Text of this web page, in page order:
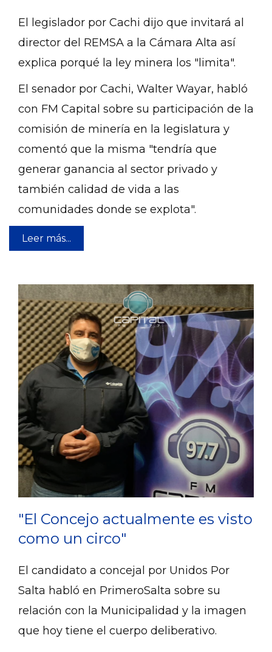
El legislador por Cachi dijo que invitará al
director del REMSA a la Cámara Alta así
explica porqué la ley minera los "limita".
El senador por Cachi, Walter Wayar, habló
con FM Capital sobre su participación de la
comisión de minería en la legislatura y
comentó que la misma "tendría que
generar ganancia al sector privado y
también calidad de vida a las
comunidades donde se explota".
Leer más...
"El Concejo actualmente es visto
como un circo"
El candidato a concejal por Unidos Por
Salta habló en PrimeroSalta sobre su
relación con la Municipalidad y la imagen
que hoy tiene el cuerpo deliberativo.